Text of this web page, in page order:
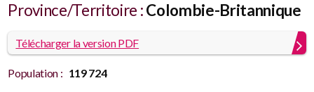
Province/Territoire :Colombie-Britannique
Télécharger la version PDF
Population : 119 724